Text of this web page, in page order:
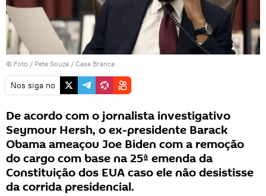
© Foto / Pete Souza / Casa Branca
Nos siga no
De acordo com o jornalista investigativo
Seymour Hersh, o ex-presidente Barack
Obama ameaçou Joe Biden com a remoção
do cargo com base na 25ª emenda da
Constituição dos EUA caso ele não desistisse
da corrida presidencial.